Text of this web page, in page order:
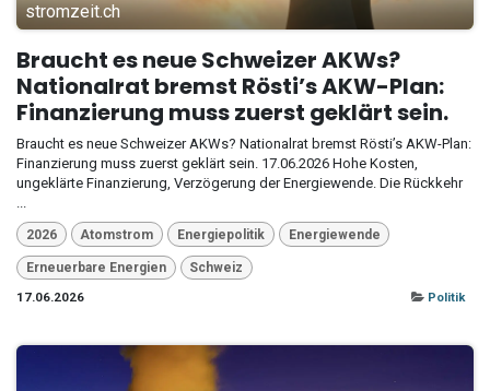
stromzeit.ch
Braucht es neue Schweizer AKWs?
Nationalrat bremst Rösti’s AKW-Plan:
Finanzierung muss zuerst geklärt sein.
Braucht es neue Schweizer AKWs? Nationalrat bremst Rösti’s AKW-Plan:
Finanzierung muss zuerst geklärt sein. 17.06.2026 Hohe Kosten,
ungeklärte Finanzierung, Verzögerung der Energiewende. Die Rückkehr
...
2026 Atomstrom Energiepolitik Energiewende
Erneuerbare Energien
Schweiz
17.06.2026
Politik